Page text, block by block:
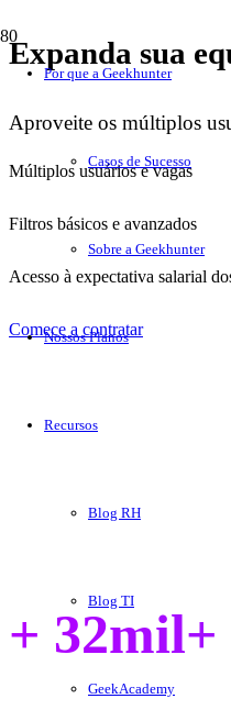
Por que a Geekhunter
Casos de Sucesso
Sobre a Geekhunter
Nossos Planos
Recursos
Blog RH
Blog TI
GeekAcademy
Expanda sua
Aproveite os múltiplos
Múltiplos usuários e vagas
Filtros básicos e avanzados
Acesso à expectativa salarial
Comece a contratar
+ 32mil+